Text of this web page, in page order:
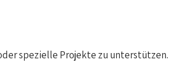
spezielle Projekte zu unterstützen.